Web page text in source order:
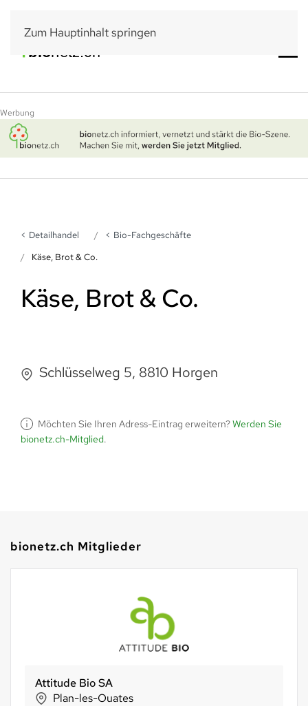
Zum Hauptinhalt springen
Werbung
Detailhandel
Bio-Fachgeschäfte
Käse, Brot & Co.
Käse, Brot & Co.
Schlüsselweg 5, 8810 Horgen
Möchten Sie Ihren Adress-Eintrag erweitern?Werden Sie
bionetz.ch-Mitglied.
bionetz.ch Mitglieder
Attitude Bio SA
Plan-les-Ouates